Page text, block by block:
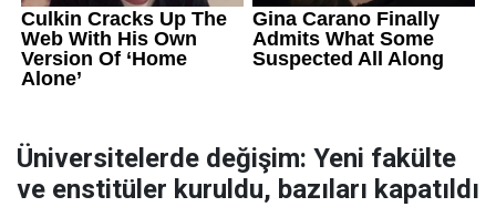
Üniversitelerde değişim: Yeni fakülte
ve enstitüler kuruldu, bazıları kapatıldı